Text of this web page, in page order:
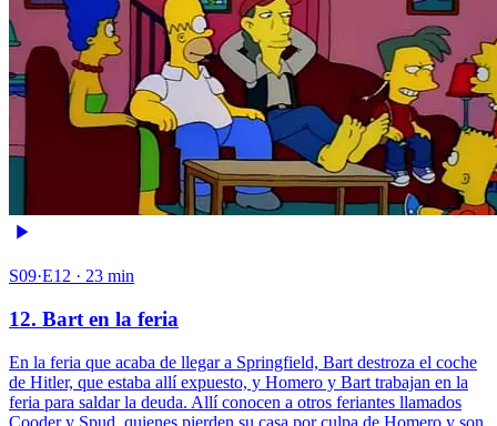
S09·E12 · 23 min
12. Bart en la feria
En la feria que acaba de llegar a Springfield, Bart destroza el coche
de Hitler, que estaba allí expuesto, y Homero y Bart trabajan en la
feria para saldar la deuda. Allí conocen a otros feriantes llamados
Cooder y Spud, quienes pierden su casa por culpa de Homero y son